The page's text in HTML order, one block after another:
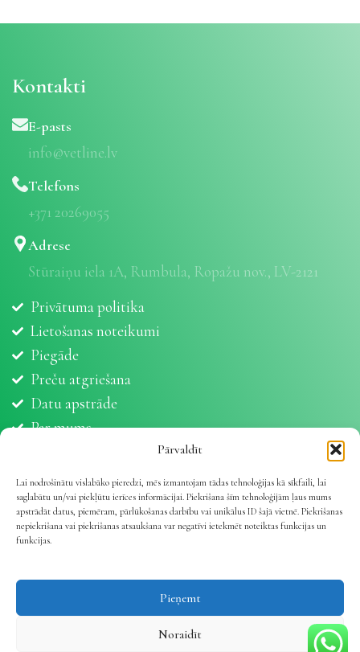
Pārvaldīt
Lai nodrošinātu vislabāko pieredzi, mēs izmantojam tādas tehnoloģijas kā sīkfaili, lai
saglabātu un/vai piekļūtu ierīces informācijai. Piekrišana šīm tehnoloģijām ļaus mums
apstrādāt datus, piemēram, pārlūkošanas darbību vai unikālus ID šajā vietnē. Piekrišanas
nepiekrišana vai piekrišanas atsaukšana var negatīvi ietekmēt noteiktas funkcijas un
funkcijas.
Pieņemt
Noraidīt
Kontakti
E-pasts
info@vetline.lv
Telefons
+371 20269055
Adrese
Stūraiņu iela 1A, Rumbula, Ropažu nov., LV-2121
Privātuma politika
Lietošanas noteikumi
Piegāde
Preču atgriešana
Datu apstrāde
Par mums
Sīkdatnes